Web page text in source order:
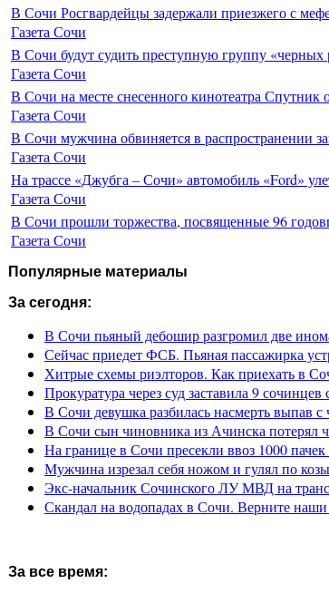
В Сочи Росгвардейцы задержали приезжего с
Газета Сочи
В Сочи будут судить преступную группу «черных
Газета Сочи
В Сочи на месте снесенного кинотеатра Спутник
Газета Сочи
В Сочи мужчина обвиняется в распространении
Газета Сочи
На трассе «Джубга – Сочи» автомобиль «Ford»
Газета Сочи
В Сочи прошли торжества, посвященные 96
Газета Сочи
Популярные материалы
За сегодня:
В Сочи пьяный дебошир разгромил две
Сейчас приедет ФСБ. Пьяная пассажирка
Хитрые схемы риэлторов. Как приехать в
Прокуратура через суд заставила 9 сочинцев
В Сочи девушка разбилась насмерть выпав с
В Сочи сын чиновника из Ачинска потерял
На границе в Сочи пресекли ввоз 1000
Мужчина изрезал себя ножом и гулял по
Экс-начальник Сочинского ЛУ МВД на
Скандал на водопадах в Сочи. Верните наши
За все время: